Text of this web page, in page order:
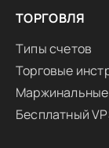
ТОРГОВЛЯ
Типы счетов
Торговые
Маржинальные
Бесплатный